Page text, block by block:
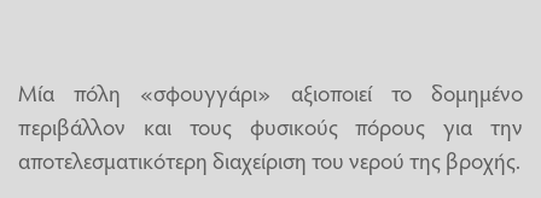
Μία πόλη «σφουγγάρι» αξιοποιεί το δομημένο
περιβάλλον και τους φυσικούς πόρους για την
αποτελεσματικότερη διαχείριση του νερού της βροχής.